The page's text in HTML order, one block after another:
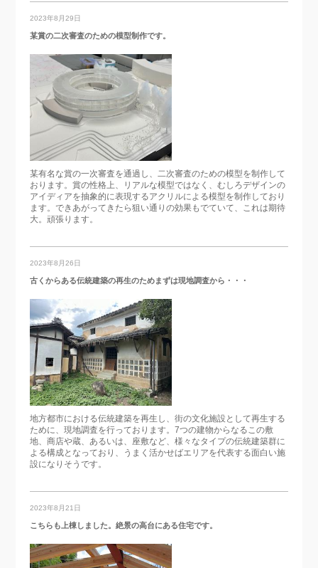
2023年8月29日
某賞の二次審査のための模型制作です。
某有名な賞の一次審査を通過し、二次審査のための模型を制作して
おります。賞の性格上、リアルな模型ではなく、むしろデザインの
アイディアを抽象的に表現するアクリルによる模型を制作しており
ます。できあがってきたら狙い通りの効果もでていて、これは期待
大。頑張ります。
2023年8月26日
古くからある伝統建築の再生のためまずは現地調査から・・・
地方都市における伝統建築を再生し、街の文化施設として再生する
ために、現地調査を行っております。7つの建物からなるこの敷
地、商店や蔵、あるいは、座敷など、様々なタイプの伝統建築群に
よる構成となっており、うまく活かせばエリアを代表する面白い施
設になりそうです。
2023年8月21日
こちらも上棟しました。絶景の高台にある住宅です。